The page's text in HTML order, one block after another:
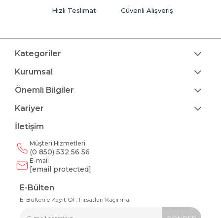
Hızlı Teslimat Güvenli Alışveriş
Kategoriler
Kurumsal
Önemli Bilgiler
Kariyer
İletişim
Müşteri Hizmetleri
(0 850) 532 56 56
E-mail
[email protected]
E-Bülten
E-Bülten'e Kayıt Ol , Fırsatları Kaçırma